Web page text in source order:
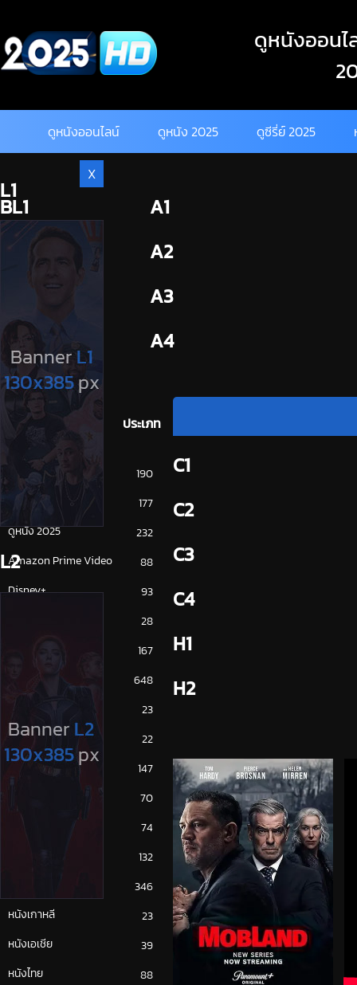
content
ดูหนังออนไ
ดูหนังออนไลน์ ดูหนัง 2025 ดูซีรี่ย์ 2025
BL1
A1
A2
A3
A4
ประเภท
การ์ตูน
190
ดูซีรี่ย์ 2025
177
ดูหนัง 2025
232
Amazon Prime Video
88
Disney+
93
28
167
NETFLIX
648
23
ซีรีย์ญี่ปุ่น
22
ซีรีย์ฝรั่ง
147
70
74
132
346
หนังเกาหลี
23
หนังเอเชีย
39
หนังไทย
88
C1
C2
C3
C4
H1
H2
X
L1
L2